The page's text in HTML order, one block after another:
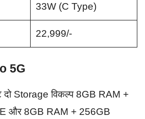
33W (C Type)
22,999/-
5G
Storage विकल्प 8GB RAM +
और 8GB RAM + 256GB